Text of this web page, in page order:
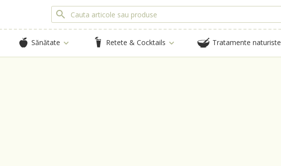
Sănătate Retete & Cocktails Tratamente naturiste